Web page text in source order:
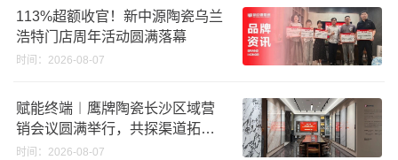
破18亿元
113%超额收官！新中源陶瓷乌兰
浩特门店周年活动圆满落幕
时间：2026-08-07
赋能终端︱鹰牌陶瓷长沙区域营
销会议圆满举行，共探渠道拓展
与门店升级新路径
时间：2026-08-07